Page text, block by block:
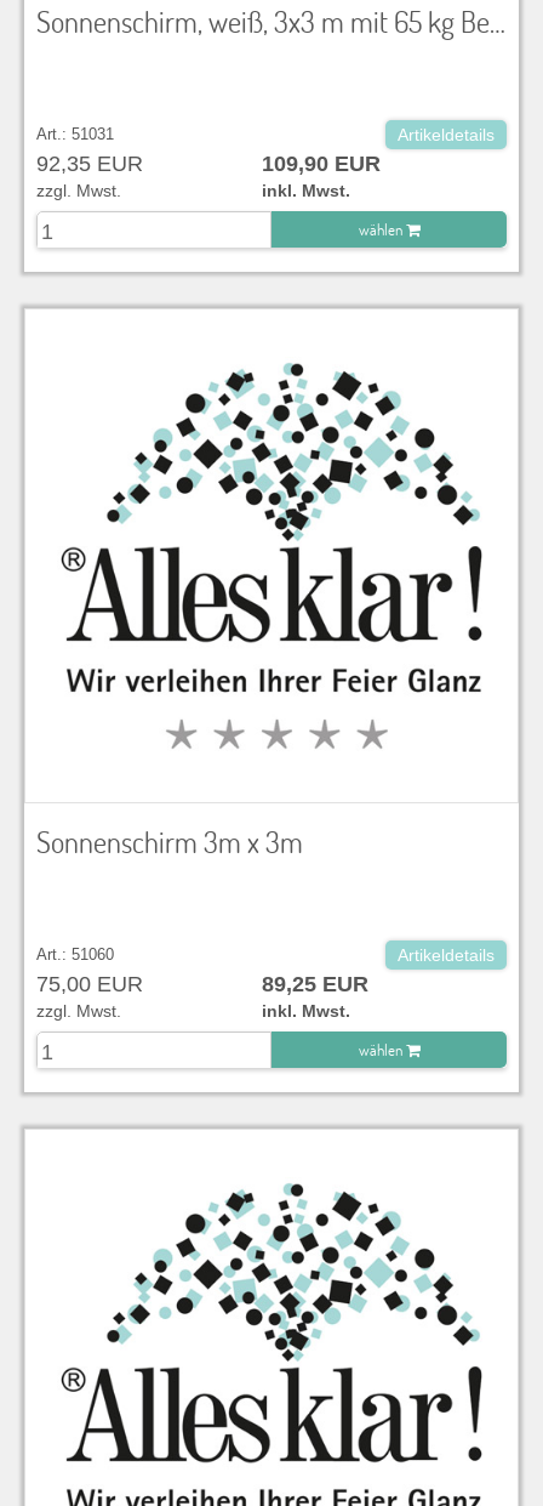
Sonnenschirm, weiß, 3x3 m mit 65 kg Betonfuß
Art.: 51031 Artikeldetails
92,35 EUR 109,90 EUR
zzgl. Mwst.
inkl. Mwst.
wählen
zu Warenkorb hinzugefügt.
Sonnenschirm 3m x 3m
Art.: 51060 Artikeldetails
75,00 EUR 89,25 EUR
zzgl. Mwst.
inkl. Mwst.
wählen
zu Warenkorb hinzugefügt.